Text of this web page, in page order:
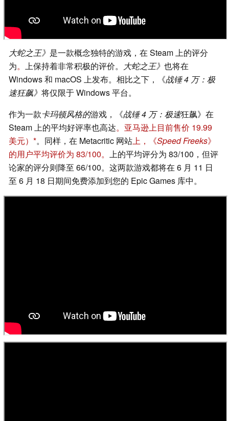
大蛇之王》 是一款概念独特的游戏，在 Steam 上的评分
为。 上保持着非常积极的评价。 大蛇之王》 也将在
Windows 和 macOS 上发布。相比之下，《战锤 4 万：极
速狂飙》 将仅限于 Windows 平台。
作为一款卡玛顿风格的游戏，《战锤 4 万：极速狂飙》在
Steam 上的平均好评率也高达。 亚马逊上目前售价 19.99
美元）
。同样，在 Metacritic 网站上，《Speed Freeks》
的用户平均评价为 83/100。 上的平均评分为 83/100，但评
论家的评分则降至 66/100。这两款游戏都将在 6 月 11 日
至 6 月 18 日期间免费添加到您的 Epic Games 库中。